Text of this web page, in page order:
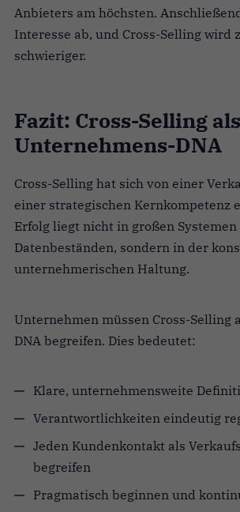
Anbieters am höchsten.
Interesse ab, und Cross-Selling wird
schwieriger.
Fazit: Cross-Selling
Unternehmens-DNA
Cross-Selling hat sich von einer
einer strategischen Kernkompetenz
Erfolg liegt nicht in großen
Datenbeständen, sondern in der
unternehmerischen Haltung.
Unternehmen müssen Cross-Selling
DNA begreifen. Dies bedeutet:
Klare, unternehmensweite
Verantwortlichkeiten eindeutig
Jeden Kundenkontakt als
begreifen
Pragmatisch beginnen und